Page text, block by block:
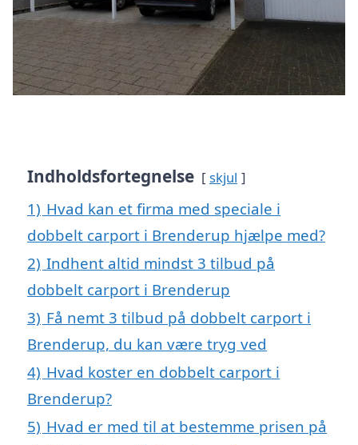
Indholdsfortegnelse skjul
1) Hvad kan et firma med speciale i
dobbelt carport i Brenderup hjælpe med?
2) Indhent altid mindst 3 tilbud på
dobbelt carport i Brenderup
3) Få nemt 3 tilbud på dobbelt carport i
Brenderup, du kan være tryg ved
4) Hvad koster en dobbelt carport i
Brenderup?
5) Hvad er med til at bestemme prisen på